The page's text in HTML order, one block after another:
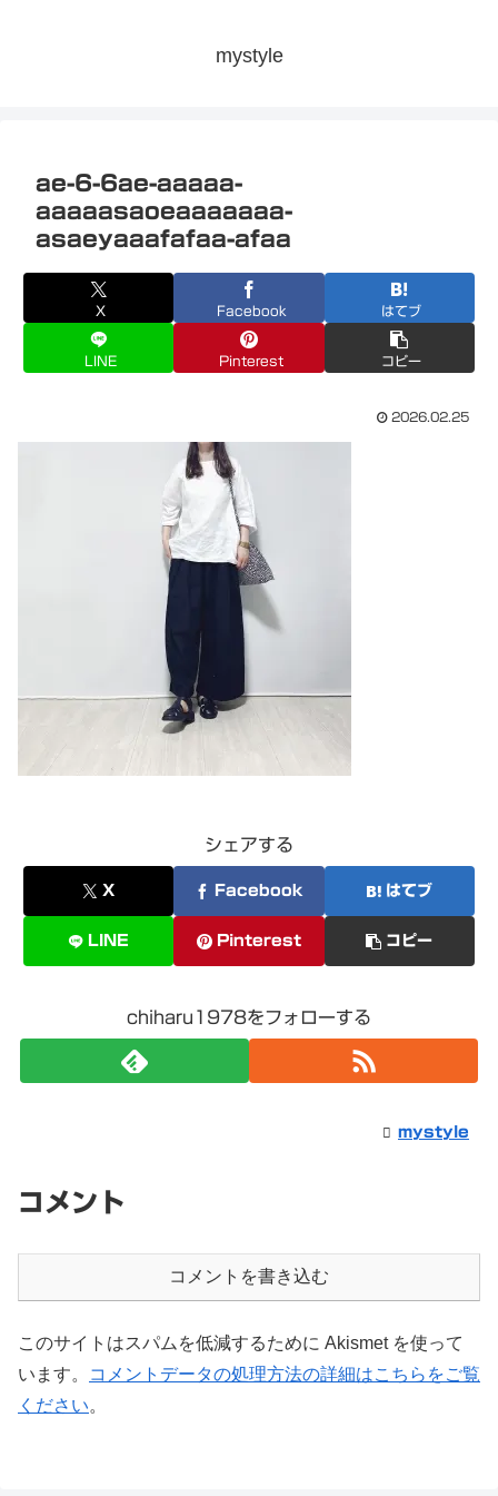
mystyle
ae-6-6ae-aaaaa-
aaaaasaoeaaaaaaa-
asaeyaaafafaa-afaa
X Facebook はてブ
LINE Pinterest コピー
2026.02.25
シェアする
X Facebook はてブ
LINE Pinterest コピー
chiharu1978をフォローする
mystyle
コメント
コメントを書き込む
このサイトはスパムを低減するために Akismet を使って
います。
コメントデータの処理方法の詳細はこちらをご覧
ください。